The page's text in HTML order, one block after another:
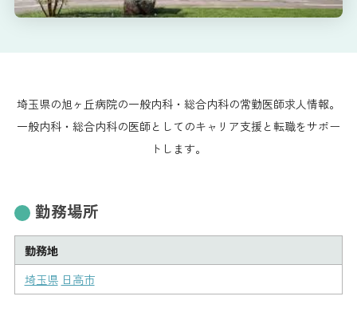
埼玉県の旭ヶ丘病院の一般内科・総合内科の常勤医師求人情報。
一般内科・総合内科の医師としてのキャリア支援と転職をサポー
トします。
勤務場所
勤務地
埼玉県 日高市